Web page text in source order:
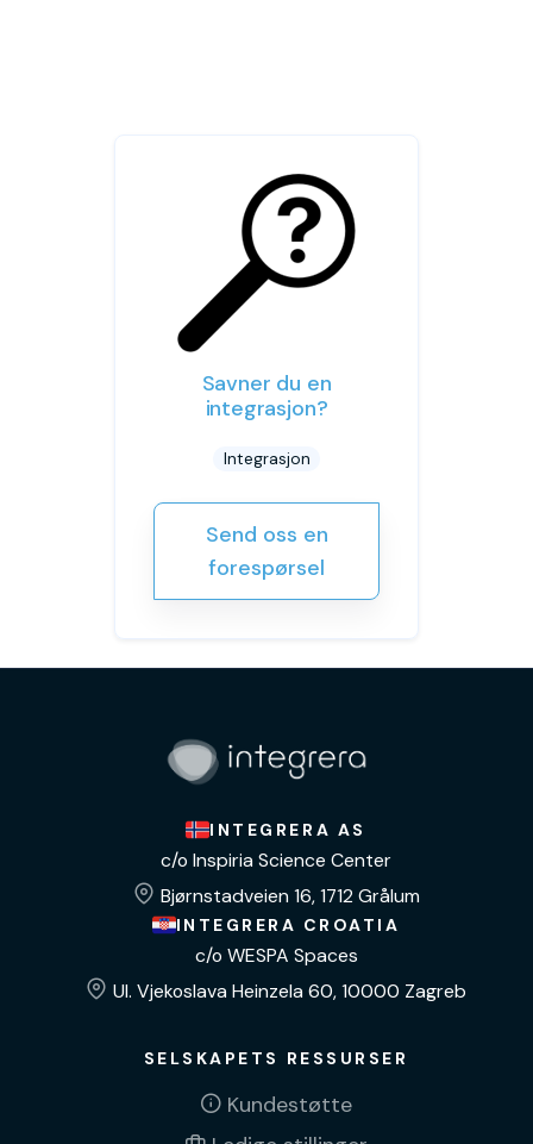
Savner du en
integrasjon?
Integrasjon
Send oss en
forespørsel
INTEGRERA AS
c/o Inspiria Science Center
Bjørnstadveien 16, 1712 Grålum
INTEGRERA CROATIA
c/o WESPA Spaces
Ul. Vjekoslava Heinzela 60, 10000 Zagreb
SELSKAPETS RESSURSER
Kundestøtte